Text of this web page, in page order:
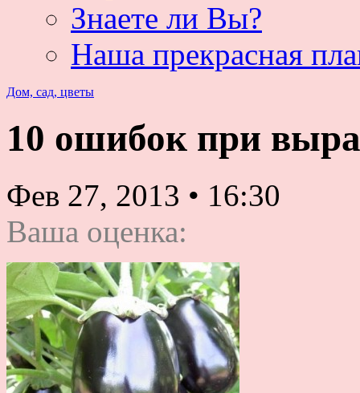
Знаете ли Вы?
Наша прекрасная
Дом, сад, цветы
10 ошибок при
Фев 27, 2013 • 16:30
Ваша оценка: